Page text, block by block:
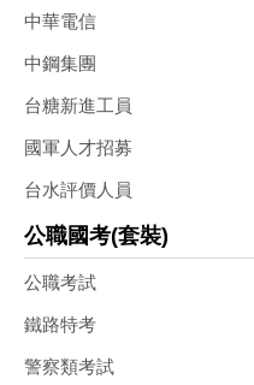
中華電信
中鋼集團
台糖新進工員
國軍人才招募
台水評價人員
公職國考(套裝)
公職考試
鐵路特考
警察類考試